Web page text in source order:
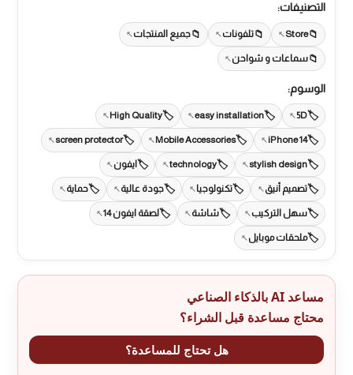
التصنيفات:
Store تلفونات جميع المنتجات
سماعات و شواحن
الوسوم:
5D
easy installation
High Quality
iPhone 14
Mobile Accessories
screen protector
stylish design
technology ايفون
تصميم أنيق تكنولوجيا جودة عالية حماية
سهل التركيب شاشة لصقة ايفون 14
ملحقات موبايل
مساعد AI بالذكاء الصناعي
محتاج مساعدة قبل الشراء؟
هل تحتاج للمساعدة؟